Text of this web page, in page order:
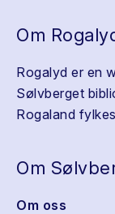
Om
Rogalyd er en
Sølvberget
Rogaland
Om
Om oss